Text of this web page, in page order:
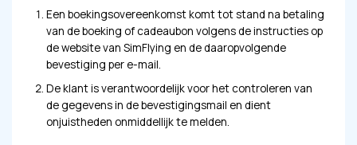
Een boekingsovereenkomst komt tot stand na betaling
van de boeking of cadeaubon volgens de instructies op
de website van SimFlying en de daaropvolgende
bevestiging per e-mail.
De klant is verantwoordelijk voor het controleren van
de gegevens in de bevestigingsmail en dient
onjuistheden onmiddellijk te melden.